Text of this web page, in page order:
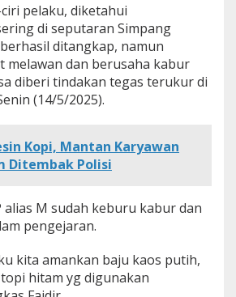
pelaku, diketahui
di seputaran Simpang
ditangkap, namun
melawan dan berusaha kabur
diberi tindakan tegas terukur di
(14/5/2025).
Kopi, Mantan Karyawan
Ditembak Polisi
alias M sudah keburu kabur dan
pengejaran.
kita amankan baju kaos putih,
hitam yg digunakan